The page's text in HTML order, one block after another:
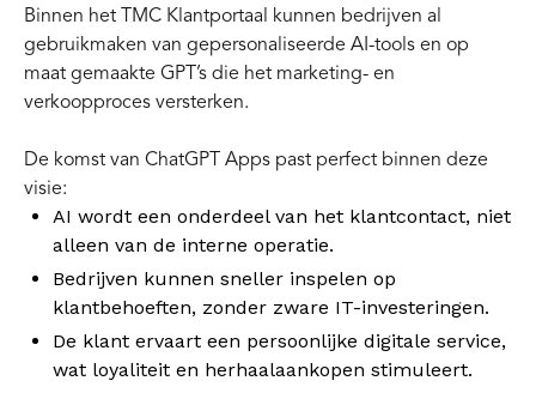
Binnen het TMC Klantportaal kunnen bedrijven al
gebruikmaken van gepersonaliseerde AI-tools en op
maat gemaakte GPT’s die het marketing- en
verkoopproces versterken.
De komst van ChatGPT Apps past perfect binnen deze
visie:
AI wordt een onderdeel van het klantcontact, niet
alleen van de interne operatie.
Bedrijven kunnen sneller inspelen op
klantbehoeften, zonder zware IT-investeringen.
De klant ervaart een persoonlijke digitale service,
wat loyaliteit en herhaalaankopen stimuleert.